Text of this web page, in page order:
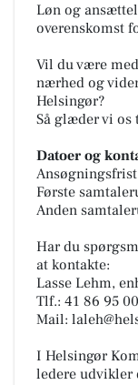
Løn og
overenskomst
Vil du være
nærhed og
Helsingør?
Så glæder vi os
Datoer og
Første
Anden
Har du
at kontakte:
Lasse Lehm,
Tlf.: 41 86 95 00
Mail:
I Helsingør
ledere udvikler